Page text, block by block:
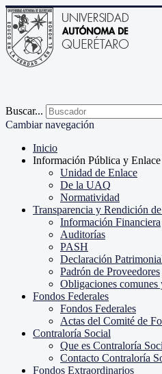
Buscar...
Cambiar navegación
Inicio
Información Pública y Enlace
Unidad de Enlace
De la UAQ
Normatividad
Transparencia y Rendición
Información Financiera
Auditorías
PASH
Declaración
Padrón de Proveedores
Obligaciones comunes
Fondos Federales
Fondos Federales
Actas del Comité de
Contraloría Social
Que es Contraloría
Contacto Contraloría
Fondos Extraordinarios